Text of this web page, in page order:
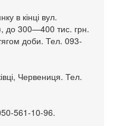
в кінці вул.
до 300—400 тис. грн.
доби. Тел. 093-
Червениця. Тел.
561-10-96.